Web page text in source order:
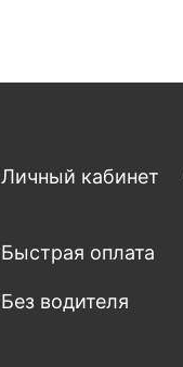
Личный кабинет
Быстрая оплата
Без водителя